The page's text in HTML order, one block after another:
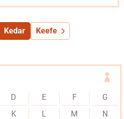
Kedar Keefe
D E F
G
K L M
N